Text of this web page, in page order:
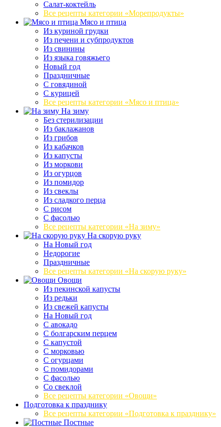
Салат-коктейль
Все рецепты категории «Морепродукты»
Мясо и птица
Из куриной грудки
Из печени и субпродуктов
Из свинины
Из языка говяжьего
Новый год
Праздничные
С говядиной
С курицей
Все рецепты категории «Мясо и птица»
На зиму
Без стерилизации
Из баклажанов
Из грибов
Из кабачков
Из капусты
Из моркови
Из огурцов
Из помидор
Из свеклы
Из сладкого перца
С рисом
С фасолью
Все рецепты категории «На зиму»
На скорую руку
На Новый год
Недорогие
Праздничные
Все рецепты категории «На скорую руку»
Овощи
Из пекинской капусты
Из редьки
Из свежей капусты
На Новый год
С авокадо
С болгарским перцем
С капустой
С морковью
С огурцами
С помидорами
С фасолью
Со свеклой
Все рецепты категории «Овощи»
Подготовка к празднику
Все рецепты категории «Подготовка к празднику»
Постные